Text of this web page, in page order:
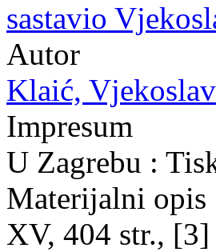
sastavio
Autor
Klaić,
Impresum
U Zagrebu :
Materijalni opis
XV, 404 str., [3]